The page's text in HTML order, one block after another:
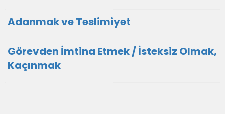
Adanmak ve Teslimiyet
Görevden İmtina Etmek / İsteksiz Olmak,
Kaçınmak